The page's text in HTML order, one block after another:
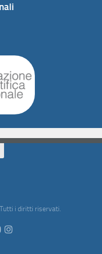
i diritti riservati.